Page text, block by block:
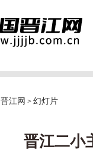
晋江网 > 幻灯片
晋江二小